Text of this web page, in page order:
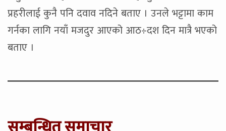
प्रहरीलाई कुनै पनि दवाव नदिने बताए । उनले भट्टामा काम
गर्नका लागि नयाँ मजदुर आएको आठ÷दश दिन मात्रै भएको
बताए ।